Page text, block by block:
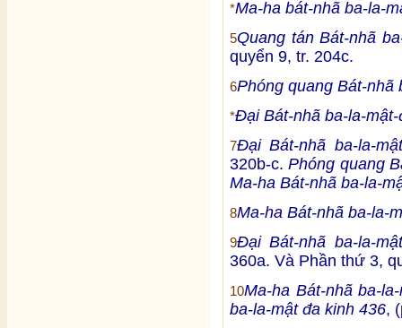
*Ma-ha bát-nhã ba-la-
5Quang tán Bát-nhã
quyển 9, tr. 204c.
6Phóng quang Bát-nhã
*Đại Bát-nhã ba-la-
7Đại Bát-nhã ba-la-
320b-c.Phóng quang
Ma-ha Bát-nhã ba-la-
8Ma-ha Bát-nhã ba-la-
9Đại Bát-nhã ba-la-
360a. Và Phần thứ 3,
10Ma-ha Bát-nhã ba-
ba-la-mật đa kinh 436,